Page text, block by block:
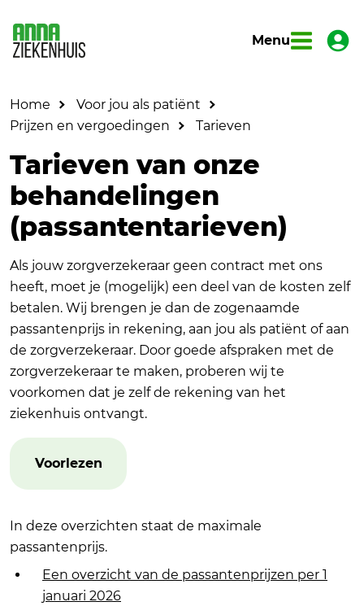
Menu
Home
Voor jou als patiënt
Prijzen en vergoedingen
Tarieven
Tarieven van onze
behandelingen
(passantentarieven)
Als jouw zorgverzekeraar geen contract met ons
heeft, moet je (mogelijk) een deel van de kosten zelf
betalen. Wij brengen je dan de zogenaamde
passantenprijs in rekening, aan jou als patiënt of aan
de zorgverzekeraar. Door goede afspraken met de
zorgverzekeraar te maken, proberen wij te
voorkomen dat je zelf de rekening van het
ziekenhuis ontvangt.
Voorlezen
In deze overzichten staat de maximale
passantenprijs.
Een overzicht van de passantenprijzen per 1
januari 2026